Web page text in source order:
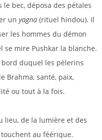
bec, déposa des pétales
un yagna (rituel hindou). Il
les hommes du démon
se mire Pushkar la blanche.
duquel les pèlerins
Brahma, santé, paix,
ou tout à la fois.
lieu, de la lumière et des
au féérique.